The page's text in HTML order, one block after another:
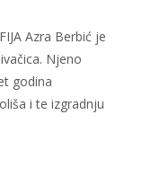
Azra Berbić je
Njeno
godina
i te izgradnju